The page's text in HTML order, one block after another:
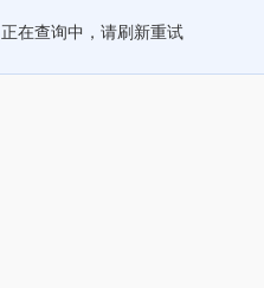
正在查询中，请刷新重试